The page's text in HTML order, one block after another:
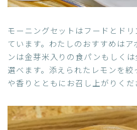
モーニングセットはフードとド
ています。わたしのおすすめは
ンは金芽米入りの食パンもしく
選べます。添えられたレモンを絞
や香りとともにお召し上がりくだ